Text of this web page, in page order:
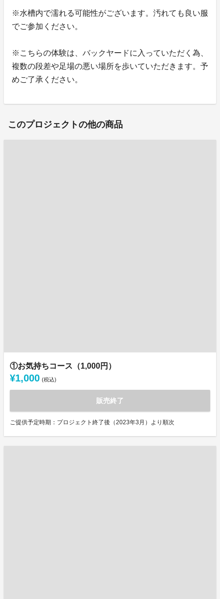
※水槽内で濡れる可能性がございます。汚れても良い服
でご参加ください。
※こちらの体験は、バックヤードに入っていただく為、
複数の段差や足場の悪い場所を歩いていただきます。予
めご了承ください。
このプロジェクトの他の商品
①お気持ちコース（1,000円）
¥1,000 (税込)
販売終了
ご提供予定時期：プロジェクト終了後（2023年3月）より順次